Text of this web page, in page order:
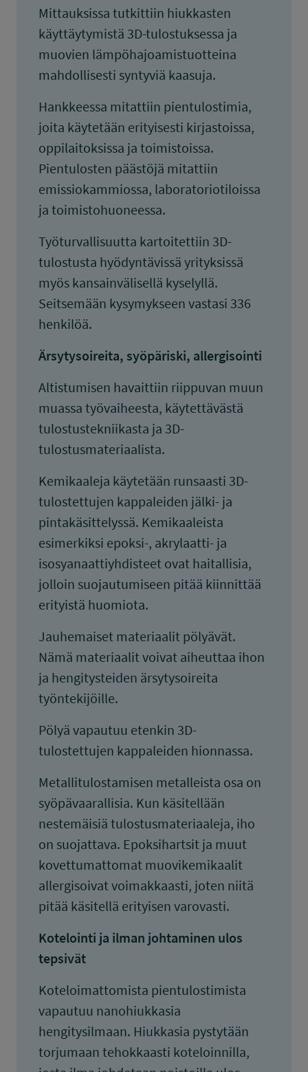
Mittauksissa tutkittiin hiukkasten
käyttäytymistä 3D-tulostuksessa ja
muovien lämpöhajoamistuotteina
mahdollisesti syntyviä kaasuja.
Hankkeessa mitattiin pientulostimia,
joita käytetään erityisesti kirjastoissa,
oppilaitoksissa ja toimistoissa.
Pientulosten päästöjä mitattiin
emissiokammiossa, laboratoriotiloissa
ja toimistohuoneessa.
Työturvallisuutta kartoitettiin 3D-
tulostusta hyödyntävissä yrityksissä
myös kansainvälisellä kyselyllä.
Seitsemään kysymykseen vastasi 336
henkilöä.
Ärsytysoireita, syöpäriski, allergisointi
Altistumisen havaittiin riippuvan muun
muassa työvaiheesta, käytettävästä
tulostustekniikasta ja 3D-
tulostusmateriaalista.
Kemikaaleja käytetään runsaasti 3D-
tulostettujen kappaleiden jälki- ja
pintakäsittelyssä. Kemikaaleista
esimerkiksi epoksi-, akrylaatti- ja
isosyanaattiyhdisteet ovat haitallisia,
jolloin suojautumiseen pitää kiinnittää
erityistä huomiota.
Jauhemaiset materiaalit pölyävät.
Nämä materiaalit voivat aiheuttaa ihon
ja hengitysteiden ärsytysoireita
työntekijöille.
Pölyä vapautuu etenkin 3D-
tulostettujen kappaleiden hionnassa.
Metallitulostamisen metalleista osa on
syöpävaarallisia. Kun käsitellään
nestemäisiä tulostusmateriaaleja, iho
on suojattava. Epoksihartsit ja muut
kovettumattomat muovikemikaalit
allergisoivat voimakkaasti, joten niitä
pitää käsitellä erityisen varovasti.
Kotelointi ja ilman johtaminen ulos
tepsivät
Koteloimattomista pientulostimista
vapautuu nanohiukkasia
hengitysilmaan. Hiukkasia pystytään
torjumaan tehokkaasti koteloinnilla,